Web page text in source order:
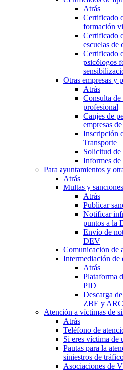
Atrás
Certificado
formación
Certificado
escuelas de
Certificado
psicólogos
Otras empresas y
Atrás
Consulta de
profesional
Canjes de
empresas
Inscripción
Transporte
Solicitud de
Informes de
Para ayuntamientos y
Atrás
Multas y
Atrás
Publicar
Notificar
puntos a la
Envío de
DEV
Comunicación de
Intermediación de
Atrás
Plataforma
PID
Descarga
ZBE y
Atención a víctimas de
Atrás
Teléfono de
Si eres víctima de
Pautas para la
siniestros de tráfico
Asociaciones de